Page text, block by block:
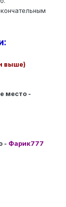
выше)
место -
- Фарик777